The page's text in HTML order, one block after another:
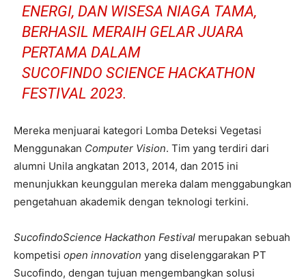
ENERGI, DAN WISESA NIAGA TAMA,
BERHASIL MERAIH GELAR JUARA
PERTAMA DALAM
SUCOFINDOSCIENCE HACKATHON
FESTIVAL 2023.
Mereka menjuarai kategori Lomba Deteksi Vegetasi
Menggunakan Computer Vision. Tim yang terdiri dari
alumni Unila angkatan 2013, 2014, dan 2015 ini
menunjukkan keunggulan mereka dalam menggabungkan
pengetahuan akademik dengan teknologi terkini.
SucofindoScience Hackathon Festival merupakan sebuah
kompetisi open innovation yang diselenggarakan PT
Sucofindo, dengan tujuan mengembangkan solusi